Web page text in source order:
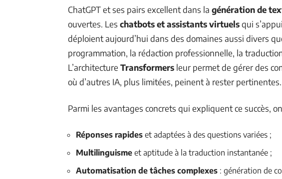
ChatGPT et ses pairs excellent dans la génération de
ouvertes. Les chatbots et assistants virtuelsqui
déploient aujourd’hui dans des domaines aussi divers
programmation, la rédaction professionnelle, la
L’architecture Transformers leur permet de gérer des
où d’autres IA, plus limitées, peinent à rester pertinentes.
Parmi les avantages concrets qui expliquent ce succès,
Réponses rapides et adaptées à des questions variées ;
Multilinguisme et aptitude à la traduction instantanée ;
Automatisation de tâches complexes : génération de